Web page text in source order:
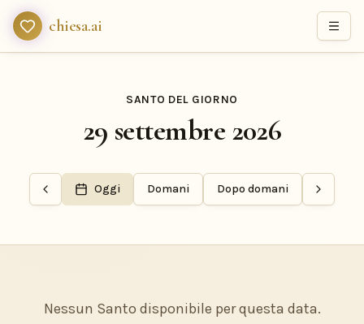
chiesa.ai
SANTO DEL GIORNO
29 settembre 2026
Oggi Domani Dopo domani
Nessun Santo disponibile per questa data.